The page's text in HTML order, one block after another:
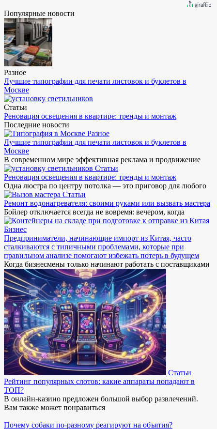
Популярные новости
Разное
Лучшие типографии для печати листовок и буклетов в
Москве
Статьи
Реновация освещения в квартире: тренды и монтаж
Последние новости
Разное
Лучшие типографии для печати листовок и буклетов в
Москве
В современном мире эффективная реклама и продвижение
Статьи
Реновация освещения в квартире: тренды и монтаж
Одна люстра по центру потолка — это приговор для любого
Статьи
Ремонт водонагревателя: своими руками или вызвать мастера
Бойлер отключается всегда не вовремя: вечером, когда
Бизнес
Предприниматели, начинающие импорт из Китая, часто
сталкиваются с типичными проблемами, которые при
правильном анализе помогают избежать потерь в будущем
Когда бизнесмены только начинают работать с поставщиками
Статьи
Рейтинг популярных слотов: какие аппараты попадают в
ТОП?
В онлайн-казино предложен большой выбор развлечений.
Вам также может понравиться
Почему собаки по-разному реагируют на объятия?